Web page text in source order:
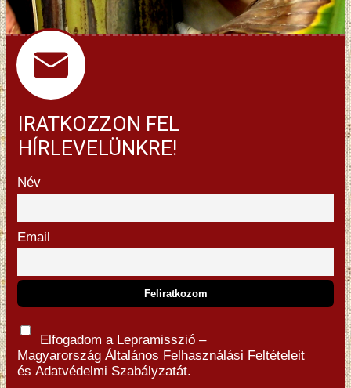
IRATKOZZON FEL
HÍRLEVELÜNKRE!
Név
Email
Elfogadom a Lepramisszió –
Magyarország Általános Felhasználási Feltételeit
és Adatvédelmi Szabályzatát.